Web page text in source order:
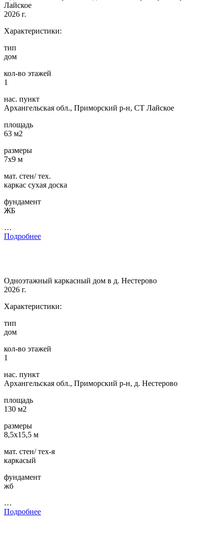
Лайское
2026 г.
Характеристики:
тип
дом
кол-во этажей
1
нас. пункт
Архангельская обл., Приморский р-н, СТ Лайское
площадь
63 м2
размеры
7х9 м
мат. стен/ тех.
каркас сухая доска
фундамент
ЖБ
…
Подробнее
Одноэтажный каркасный дом в д. Нестерово
2026 г.
Характеристики:
тип
дом
кол-во этажей
1
нас. пункт
Архангельская обл., Приморский р-н, д. Нестерово
площадь
130 м2
размеры
8,5х15,5 м
мат. стен/ тех-я
каркасый
фундамент
жб
…
Подробнее